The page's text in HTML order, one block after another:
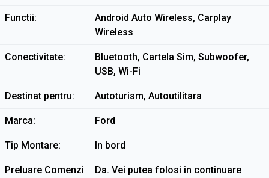
Functii
Android Auto Wireless, Carplay
Wireless
Conectivitate
Bluetooth, Cartela Sim, Subwoofer,
USB, Wi-Fi
Destinat pentru Autoturism, Autoutilitara
Marca Ford
Tip Montare In bord
Preluare Comenzi
Da. Vei putea folosi in continuare